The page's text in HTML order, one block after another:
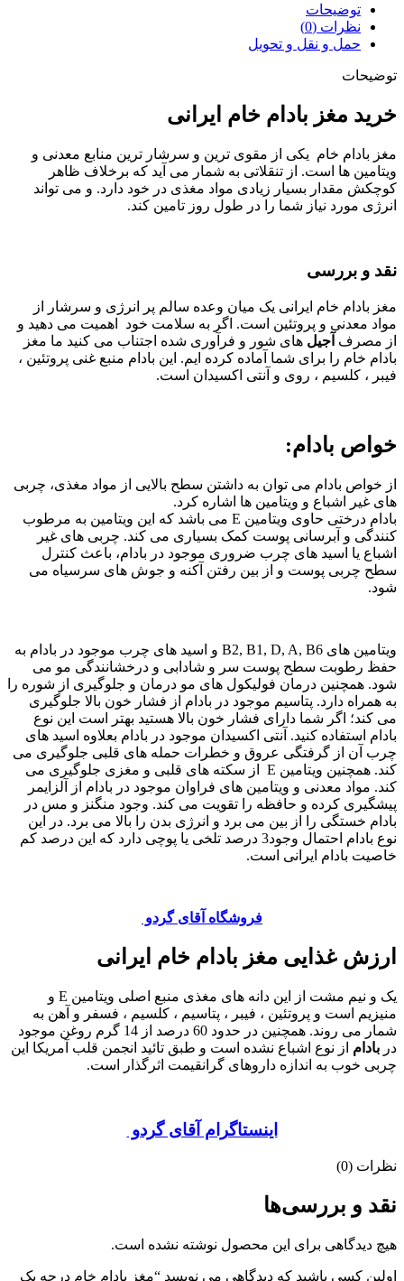
توضیحات
نظرات (0)
حمل و نقل و تحویل
توضیحات
خرید مغز بادام خام ایرانی
مغز بادام خام یکی از مقوی ترین و سرشار ترین منابع معدنی و
ویتامین ها است. از تنقلاتی به شمار می آید که برخلاف ظاهر
کوچکش مقدار بسیار زیادی مواد مغذی در خود دارد. و می تواند
انرژی مورد نیاز شما را در طول روز تامین کند.
نقد و بررسی
مغز بادام خام ایرانی یک میان وعده سالم پر انرژی و سرشار از
مواد معدنی و پروتئین است. اگر به سلامت خود اهمیت می دهید و
از مصرف آجیل های شور و فرآوری شده اجتناب می کنید ما مغز
بادام خام را برای شما آماده کرده ایم. این بادام منبع غنی پروتئین ،
فیبر ، کلسیم ، روی و آنتی اکسیدان است.
خواص بادام:
از خواص بادام می توان به داشتن سطح بالایی از مواد مغذی، چربی
های غیر اشباع و ویتامین ها اشاره کرد.
بادام درختی حاوی ویتامین E می باشد که این ویتامین به مرطوب
کنندگی و آبرسانی پوست کمک بسیاری می کند. چربی های غیر
اشباع یا اسید های چرب ضروری موجود در بادام، باعث کنترل
سطح چربی پوست و از بین رفتن آکنه و جوش های سرسیاه می
شود.
ویتامین های B2, B1, D, A, B6 و اسید های چرب موجود در بادام به
حفظ رطوبت سطح پوست سر و شادابی و درخشانندگی مو می
شود. همچنین درمان فولیکول های مو درمان و جلوگیری از شوره را
به همراه دارد. پتاسیم موجود در بادام از فشار خون بالا جلوگیری
می کند؛ اگر شما دارای فشار خون بالا هستید بهتر است این نوع
بادام استفاده کنید. آنتی اکسیدان موجود در بادام بعلاوه اسید های
چرب آن از گرفتگی عروق و خطرات حمله های قلبی جلوگیری می
کند. همچنین ویتامین E از سکته های قلبی و مغزی جلوگیری می
کند. مواد معدنی و ویتامین های فراوان موجود در بادام از آلزایمر
پیشگیری کرده و حافظه را تقویت می کند. وجود منگنز و مس در
بادام خستگی را از بین می برد و انرژی بدن را بالا می برد. در این
نوع بادام احتمال وجود3 درصد تلخی یا پوچی دارد که این درصد کم
خاصیت بادام ایرانی است.
فروشگاه آقای گردو
ارزش غذایی مغز بادام خام ایرانی
یک و نیم مشت از این دانه های مغذی منبع اصلی ویتامین E و
منیزیم است و پروتئین ، فیبر ، پتاسیم ، کلسیم ، فسفر و آهن به
شمار می روند. همچنین در حدود 60 درصد از 14 گرم روغن موجود
در بادام از نوع اشباع نشده است و طبق تائید انجمن قلب آمریکا این
چربی خوب به اندازه داروهای گرانقیمت اثرگذار است.
اینستاگرام آقای گردو
نظرات (0)
نقد و بررسی‌ها
هیچ دیدگاهی برای این محصول نوشته نشده است.
اولین کسی باشید که دیدگاهی می نویسد “مغز بادام خام درجه یک